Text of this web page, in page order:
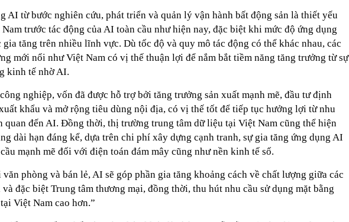
AI từ bước nghiên cứu, phát triển và quản lý vận hành bất động sản là thiết yếu
trước tác động của AI toàn cầu như hiện nay, đặc biệt khi mức độ ứng dụng
gia tăng trên nhiều lĩnh vực. Dù tốc độ và quy mô tác động có thể khác nhau, các
mới nổi như Việt Nam có vị thế thuận lợi để nắm bắt tiềm năng tăng trưởng từ sự
kinh tế nhờ AI.
nghiệp, vốn đã được hỗ trợ bởi tăng trưởng sản xuất mạnh mẽ, đầu tư định
khẩu và mở rộng tiêu dùng nội địa, có vị thế tốt để tiếp tục hưởng lợi từ nhu
quan đến AI. Đồng thời, thị trường trung tâm dữ liệu tại Việt Nam cũng thể hiện
dài hạn đáng kể, dựa trên chi phí xây dựng cạnh tranh, sự gia tăng ứng dụng AI
mạnh mẽ đối với điện toán đám mây cũng như nền kinh tế số.
phòng và bán lẻ, AI sẽ góp phần gia tăng khoảng cách về chất lượng giữa các
và đặc biệt Trung tâm thương mại, đồng thời, thu hút nhu cầu sử dụng mặt bằng
Việt Nam cao hơn.”